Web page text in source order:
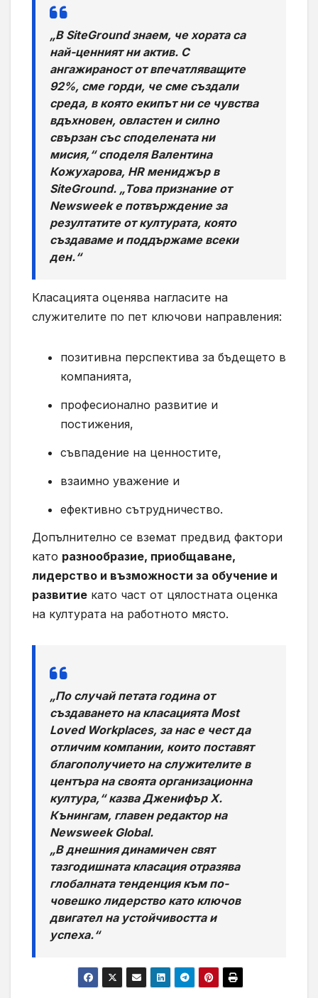
„В SiteGround знаем, че хората са
най-ценният ни актив. С
ангажираност от впечатляващите
92%, сме горди, че сме създали
среда, в която екипът ни се чувства
вдъхновен, овластен и силно
свързан със споделената ни
мисия,“ споделя Валентина
Кожухарова, HR мениджър в
SiteGround. „Това признание от
Newsweekе потвърждение за
резултатите от културата, която
създаваме и поддържаме всеки
ден.“
Класацията оценява нагласите на
служителите по пет ключови направления:
позитивна перспектива за бъдещето в
компанията,
професионално развитие и
постижения,
съвпадение на ценностите,
взаимно уважение и
ефективно сътрудничество.
Допълнително се вземат предвид фактори
като разнообразие, приобщаване,
лидерство и възможности за обучение и
развитие като част от цялостната оценка
на културата на работното място.
„По случай петата година от
създаването на класацията Most
Loved Workplaces, за нас е чест да
отличим компании, които поставят
благополучието на служителите в
центъра на своята организационна
култура,“ казва Дженифър Х.
Кънингам, главен редактор на
Newsweek Global.
„В днешния динамичен свят
тазгодишната класация отразява
глобалната тенденция към по-
човешко лидерство като ключов
двигател на устойчивостта и
успеха.“